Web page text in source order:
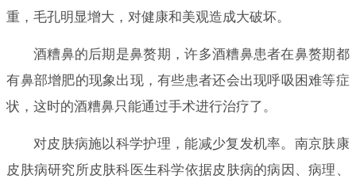
重，毛孔明显增大，对健康和美观造成大破坏。
酒糟鼻的后期是鼻赘期，许多酒糟鼻患者在鼻赘期都
有鼻部增肥的现象出现，有些患者还会出现呼吸困难等症
状，这时的酒糟鼻只能通过手术进行治疗了。
对皮肤病施以科学护理，能减少复发机率。南京肤康
皮肤病研究所皮肤科医生科学依据皮肤病的病因、病理、